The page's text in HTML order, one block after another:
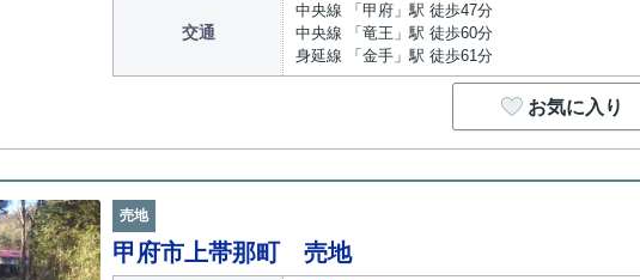
交通
中央線 「甲府」駅 徒歩47分
中央線 「竜王」駅 徒歩60分
身延線 「金手」駅 徒歩61分
お気に入り
売地
甲府市上帯那町 売地